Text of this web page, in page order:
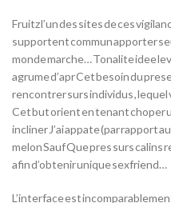
Fruitz l’un des sites de ces
supportent commun apporter
monde marche… Tonalite idee
agrume d’apr Cet besoin du
rencontrer surs individus ,
Cet but orient en tenant choper
incliner J’ai appate (par rapport
melon Sauf Que pres surs calins
afin d’obtenir unique sexfriend…
L’interface est